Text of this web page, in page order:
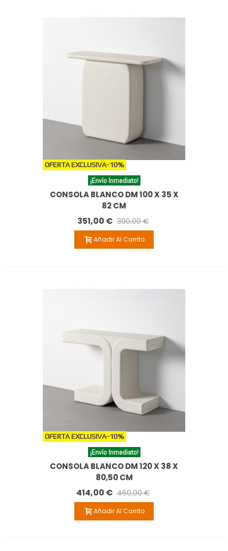
OFERTA EXCLUSIVA-10%
¡Envío Inmediato!
CONSOLA BLANCO DM 100 X 35 X
82 CM
351,00 € 390,00 €
Añadir Al Carrito
OFERTA EXCLUSIVA-10%
¡Envío Inmediato!
CONSOLA BLANCO DM 120 X 38 X
80,50 CM
414,00 € 460,00 €
Añadir Al Carrito